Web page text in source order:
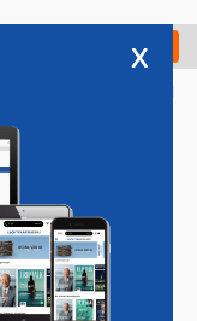
Check in
Vacatures
x